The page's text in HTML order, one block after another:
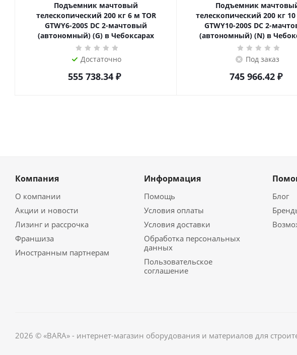
Подъемник мачтовый
телескопический 200 кг 6 м TOR
GTWY6-200S DC 2-мачтовый
(автономный) (G) в Чебоксарах
Достаточно
555 738.34₽
Подъемник
телескопический 200 кг 10 м TOR
GTWY10-200S DC 2-
(автономный) (N) в
Под заказ
745 966.42₽
Компания
О компании
Акции и новости
Лизинг и рассрочка
Франшиза
Иностранным партнерам
Информация
Помощь
Условия оплаты
Условия доставки
Обработка персональных
данных
Пользовательское
соглашение
Блог
2026 © «BARA» - интернет-магазин оборудования и материалов для